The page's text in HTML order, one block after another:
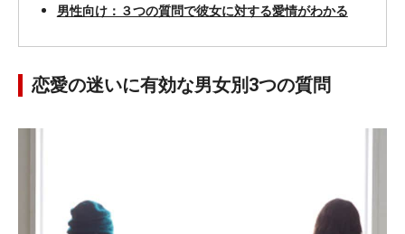
男性向け：３つの質問で彼女に対する愛情がわかる
恋愛の迷いに有効な男女別3つの質問